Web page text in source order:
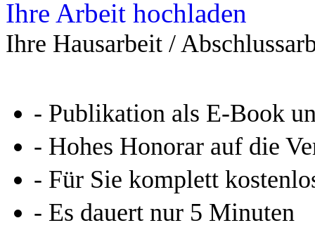
Ihre Arbeit hochladen
Ihre Hausarbeit /
- Publikation als E-Book
- Hohes Honorar auf die
- Für Sie komplett
- Es dauert nur 5 Minuten